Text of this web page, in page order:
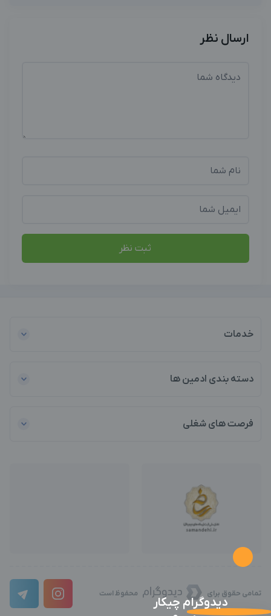
ارسال نظر
ثبت نظر
خدمات
دسته بندی ادمین ها
فرصت های شغلی
تمامی حقوق برای محفوظ است
دیدوگرام چیکار